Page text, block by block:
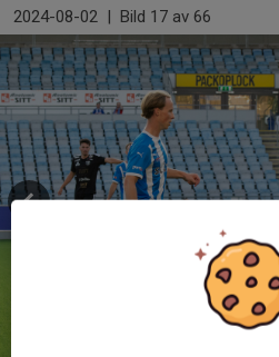
2024-08-02 | Bild 17 av 66